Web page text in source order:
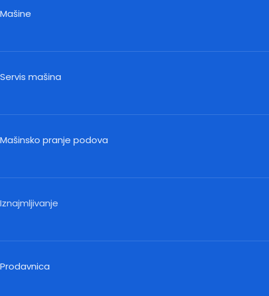
Mašine
Servis mašina
Mašinsko pranje podova
Iznajmljivanje
Prodavnica